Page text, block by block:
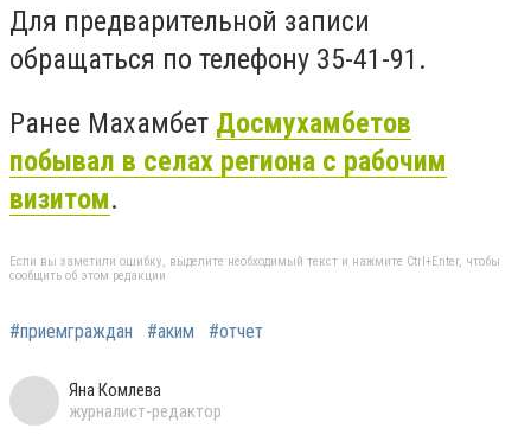
Для предварительной записи
обращаться по телефону 35-41-91.
Ранее Махамбет Досмухамбетов
побывал в селах региона с рабочим
визитом.
Если вы заметили ошибку, выделите необходимый текст и нажмите Ctrl+Enter, чтобы
сообщить об этом редакции
#приемграждан #аким #отчет
Яна Комлева
журналист-редактор